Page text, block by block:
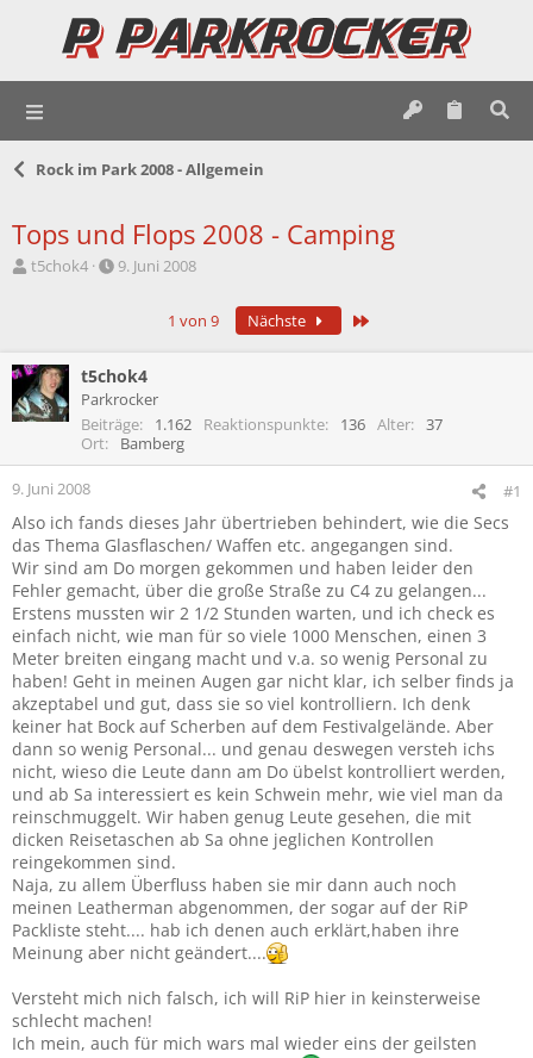
Rock im Park 2008 - Allgemein
Tops und Flops 2008 - Camping
E
l
l
e
t5chok4
E
l
l
t
a
9. Juni 2008
1 von 9 Nächste
t5chok4
Parkrocker
Beiträge
1.162 Reaktionspunkte 136 Alter
37
Ort
Bamberg
9. Juni 2008 #1
Also ich fands dieses Jahr übertrieben behindert, wie die Secs
das Thema Glasflaschen/ Waffen etc. angegangen sind.
Wir sind am Do morgen gekommen und haben leider den
Fehler gemacht, über die große Straße zu C4 zu gelangen...
Erstens mussten wir 2 1/2 Stunden warten, und ich check es
einfach nicht, wie man für so viele 1000 Menschen, einen 3
Meter breiten eingang macht und v.a. so wenig Personal zu
haben! Geht in meinen Augen gar nicht klar, ich selber finds ja
akzeptabel und gut, dass sie so viel kontrolliern. Ich denk
keiner hat Bock auf Scherben auf dem Festivalgelände. Aber
dann so wenig Personal... und genau deswegen versteh ichs
nicht, wieso die Leute dann am Do übelst kontrolliert werden,
und ab Sa interessiert es kein Schwein mehr, wie viel man da
reinschmuggelt. Wir haben genug Leute gesehen, die mit
dicken Reisetaschen ab Sa ohne jeglichen Kontrollen
reingekommen sind.
Naja, zu allem Überfluss haben sie mir dann auch noch
meinen Leatherman abgenommen, der sogar auf der RiP
Packliste steht.... hab ich denen auch erklärt,haben ihre
Meinung aber nicht geändert....
Versteht mich nich falsch, ich will RiP hier in keinsterweise
schlecht machen!
Ich mein, auch für mich wars mal wieder eins der geilsten